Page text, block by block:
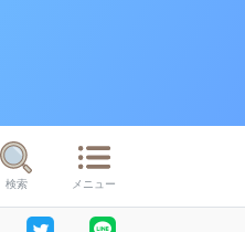
検索 メニュー